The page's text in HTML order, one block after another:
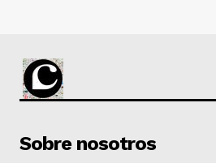
Sobre nosotros